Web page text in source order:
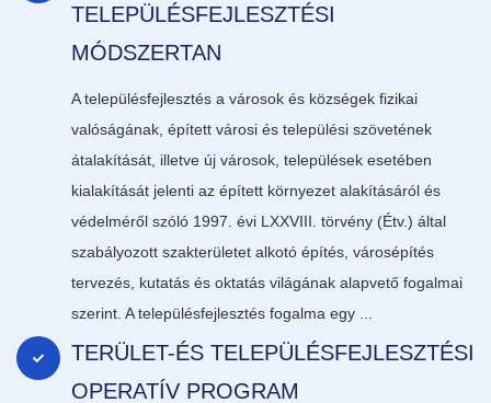
TELEPÜLÉSFEJLESZTÉSI
MÓDSZERTAN
A településfejlesztés a városok és községek fizikai
valóságának, épített városi és települési szövetének
átalakítását, illetve új városok, települések esetében
kialakítását jelenti az épített környezet alakításáról és
védelméről szóló 1997. évi LXXVIII. törvény (Étv.) által
szabályozott szakterületet alkotó építés, városépítés
tervezés, kutatás és oktatás világának alapvető fogalmai
szerint. A településfejlesztés fogalma egy ...
TERÜLET-ÉS TELEPÜLÉSFEJLESZTÉSI
OPERATÍV PROGRAM